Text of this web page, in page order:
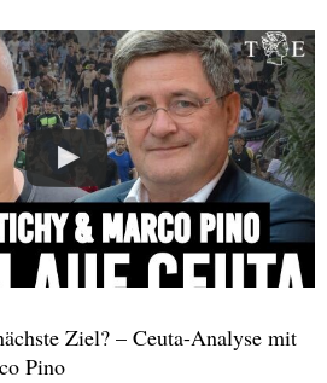
Ziel? – Ceuta-Analyse mit
Pino